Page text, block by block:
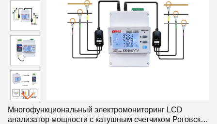
Многофункциональный электромониторинг LCD
анализатор мощности с катушным счетчиком Роговски